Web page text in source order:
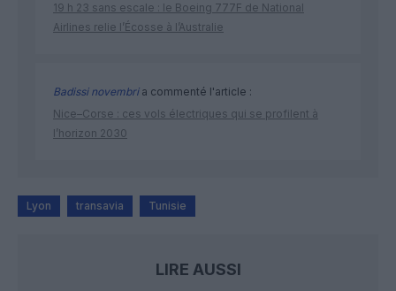
19 h 23 sans escale : le Boeing 777F de National
Airlines relie l’Écosse à l’Australie
Badissi novembria commenté l'article :
Nice–Corse : ces vols électriques qui se profilent à
l’horizon 2030
Lyon transavia Tunisie
LIRE AUSSI